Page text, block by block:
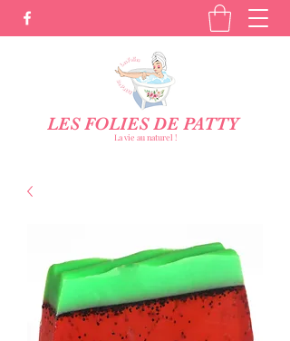
LES FOLIES DE PATTY
La vie au naturel !